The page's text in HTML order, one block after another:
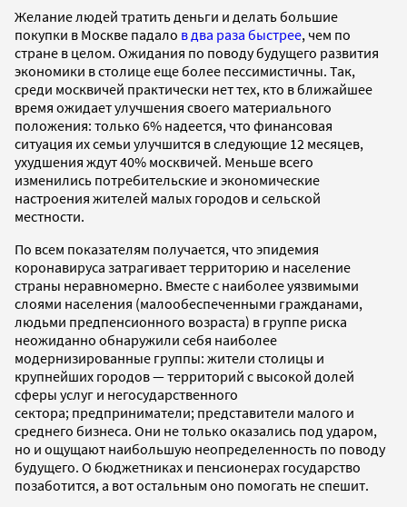
Желание людей тратить деньги и делать большие
покупки в Москве падало в два раза быстрее, чем по
стране в целом. Ожидания по поводу будущего развития
экономики в столице еще более пессимистичны. Так,
среди москвичей практически нет тех, кто в ближайшее
время ожидает улучшения своего материального
положения: только 6% надеется, что финансовая
ситуация их семьи улучшится в следующие 12 месяцев,
ухудшения ждут 40% москвичей. Меньше всего
изменились потребительские и экономические
настроения жителей малых городов и сельской
местности.
По всем показателям получается, что эпидемия
коронавируса затрагивает территорию и население
страны неравномерно. Вместе с наиболее уязвимыми
слоями населения (малообеспеченными гражданами,
людьми предпенсионного возраста) в группе риска
неожиданно обнаружили себя наиболее
модернизированные группы: жители столицы и
крупнейших городов — территорий с высокой долей
сферы услуг и негосударственного
сектора; предприниматели; представители малого и
среднего бизнеса. Они не только оказались под ударом,
но и ощущают наибольшую неопределенность по поводу
будущего. О бюджетниках и пенсионерах государство
позаботится, а вот остальным оно помогать не спешит.